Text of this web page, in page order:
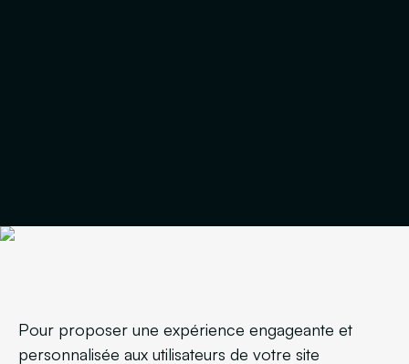
Pour proposer une expérience engageante et
personnalisée aux utilisateurs de votre site